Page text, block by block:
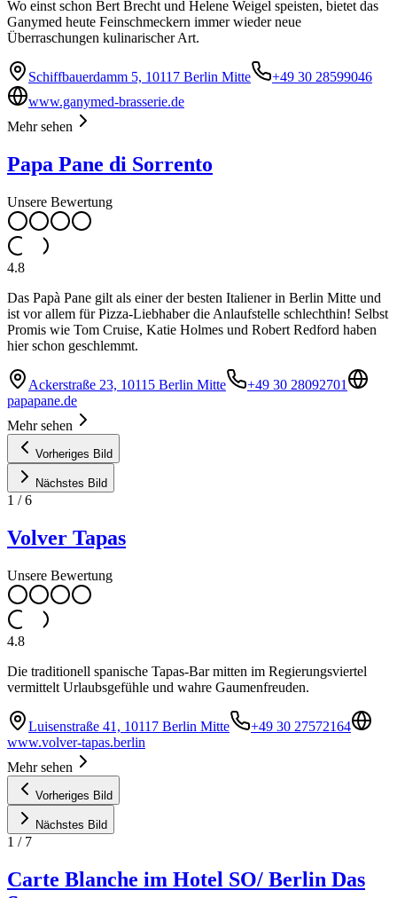
Wo einst schon Bert Brecht und Helene Weigel speisten, bietet das
Ganymed heute Feinschmeckern immer wieder neue
Überraschungen kulinarischer Art.
Schiffbauerdamm 5, 10117 Berlin Mitte
+49 30 28599046
www.ganymed-brasserie.de
Mehr sehen
Papa Pane di Sorrento
Unsere Bewertung
4.8
Das Papà Pane gilt als einer der besten Italiener in Berlin Mitte und
ist vor allem für Pizza-Liebhaber die Anlaufstelle schlechthin! Selbst
Promis wie Tom Cruise, Katie Holmes und Robert Redford haben
hier schon geschlemmt.
Ackerstraße 23, 10115 Berlin Mitte
+49 30 28092701
papapane.de
Mehr sehen
Vorheriges Bild
Nächstes Bild
1 /6
Volver Tapas
Unsere Bewertung
4.8
Die traditionell spanische Tapas-Bar mitten im Regierungsviertel
vermittelt Urlaubsgefühle und wahre Gaumenfreuden.
Luisenstraße 41, 10117 Berlin Mitte
+49 30 27572164
www.volver-tapas.berlin
Mehr sehen
Vorheriges Bild
Nächstes Bild
1 / 7
Carte Blanche im Hotel SO/ Berlin Das